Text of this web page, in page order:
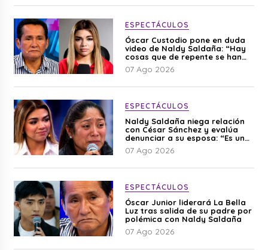
ESPECTÁCULOS
Óscar Custodio pone en duda
video de Naldy Saldaña: “Hay
cosas que de repente se han
editado”
07 Ago 2026
ESPECTÁCULOS
Naldy Saldaña niega relación
con César Sánchez y evalúa
denunciar a su esposa: “Es una
difamación”
07 Ago 2026
ESPECTÁCULOS
Óscar Junior liderará La Bella
Luz tras salida de su padre por
polémica con Naldy Saldaña
07 Ago 2026